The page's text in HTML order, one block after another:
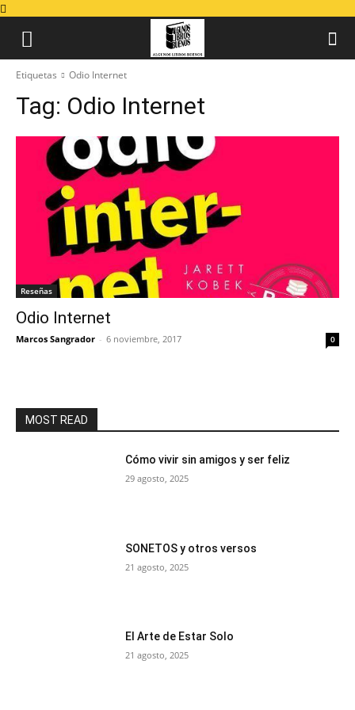
Etiquetas Odio Internet
Tag: Odio Internet
Reseñas
Odio Internet
Marcos Sangrador - 6 noviembre, 2017 0
MOST READ
Cómo vivir sin amigos y ser feliz
29 agosto, 2025
SONETOS y otros versos
21 agosto, 2025
El Arte de Estar Solo
21 agosto, 2025